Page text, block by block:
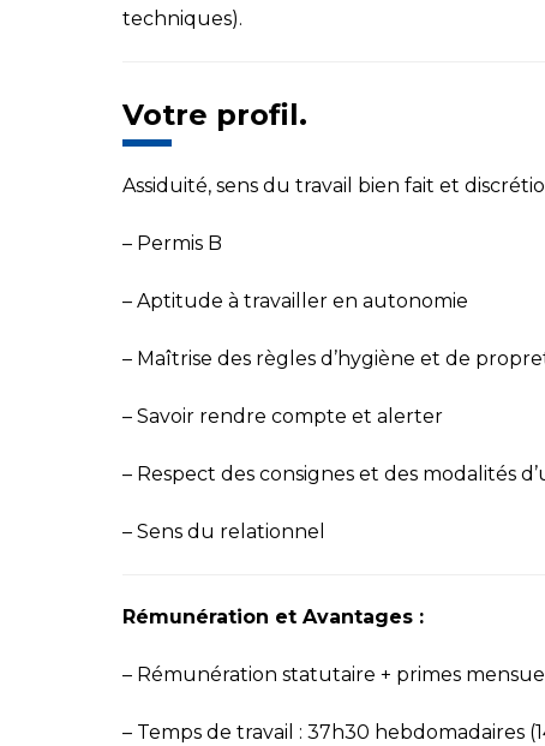
techniques).
Votre profil.
Assiduité, sens du travail bien fait et
– Permis B
– Aptitude à travailler en autonomie
– Maîtrise des règles d’hygiène et de
– Savoir rendre compte et alerter
– Respect des consignes et des modalités
– Sens du relationnel
Rémunération et Avantages :
– Rémunération statutaire + primes
– Temps de travail : 37h30 hebdomadaires